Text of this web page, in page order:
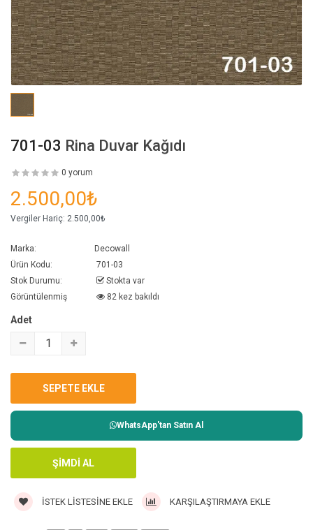
701-03 Rina Duvar Kağıdı
0 yorum
2.500,00₺
Vergiler Hariç: 2.500,00₺
Marka:
Decowall
Ürün Kodu:
701-03
Stok Durumu:
Stokta var
Görüntülenmiş
82 kez bakıldı
Adet
WhatsApp'tan Satın Al
İSTEK LISTESINE EKLE KARŞILAŞTIRMAYA EKLE